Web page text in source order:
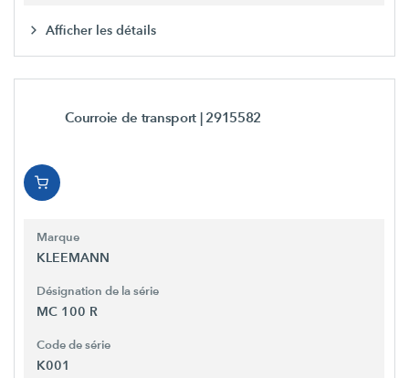
Afficher les détails
Courroie de transport | 2915582
Marque
KLEEMANN
Désignation de la série
MC 100 R
Code de série
K001